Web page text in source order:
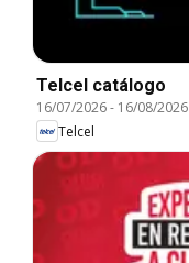
Telcel catálogo
16/07/2026- 16/08/2026
Telcel